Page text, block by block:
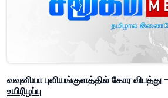
வவுனியா புளியங்குளத்தில் கோர
உயிரிழப்பு